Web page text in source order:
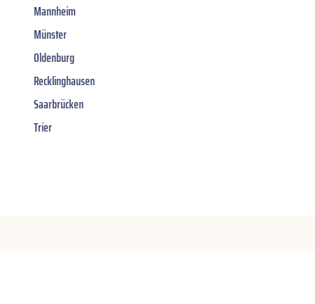
Mannheim
Münster
Oldenburg
Recklinghausen
Saarbrücken
Trier